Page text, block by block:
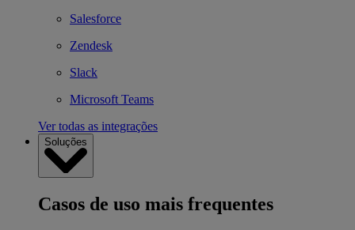
Salesforce
Zendesk
Slack
Microsoft Teams
Ver todas as integrações
Soluções
Casos de uso mais frequentes